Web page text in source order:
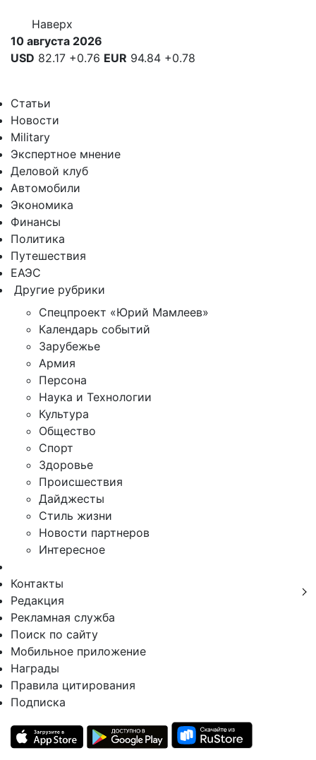
Наверх
10 августа 2026
USD 82.17 +0.76 EUR 94.84 +0.78
Статьи
Новости
Military
Экспертное мнение
Деловой клуб
Автомобили
Экономика
Финансы
Политика
Путешествия
ЕАЭС
Другие рубрики
Спецпроект «Юрий Мамлеев»
Календарь событий
Зарубежье
Армия
Персона
Наука и Технологии
Культура
Общество
Спорт
Здоровье
Происшествия
Дайджесты
Стиль жизни
Новости партнеров
Интересное
Контакты
Редакция
Рекламная служба
Поиск по сайту
Мобильное приложение
Награды
Правила цитирования
Подписка